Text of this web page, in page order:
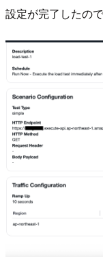
設定が完了したの